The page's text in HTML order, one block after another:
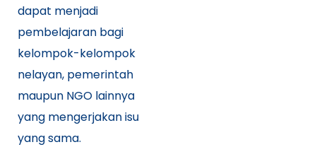
dapat menjadi
pembelajaran bagi
kelompok-kelompok
nelayan, pemerintah
maupun NGO lainnya
yang mengerjakan isu
yang sama.